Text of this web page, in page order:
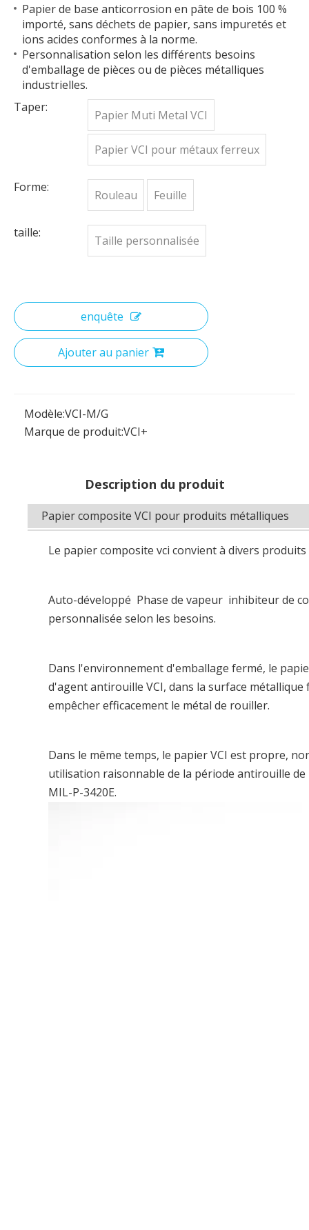
Papier de base anticorrosion en pâte de bois 100 %
importé, sans déchets de papier, sans impuretés et
ions acides conformes à la norme.
Personnalisation selon les différents besoins
d'emballage de pièces ou de pièces métalliques
industrielles.
Taper:
Papier Muti Metal VCI
Papier VCI pour métaux ferreux
Forme:
Rouleau Feuille
taille:
Taille personnalisée
enquête
Ajouter au panier
Modèle:VCI-M/G
Marque de produit:VCI+
Description du produit
Papier composite VCI pour produits
Le papier composite vci convient à divers
Auto-développé Phase de vapeur inhibiteur de
personnalisée selon les besoins.
Dans l'environnement d'emballage fermé, le
d'agent antirouille VCI, dans la surface
empêcher efficacement le métal de rouiller.
Dans le même temps, le papier VCI est propre,
utilisation raisonnable de la période antirouille
MIL-P-3420E.